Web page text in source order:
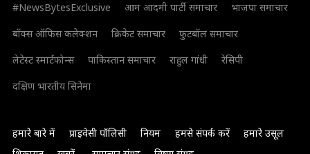
#NewsBytesExclusive
आम आदमी पार्टी समाचार
भाजपा समाचार
बॉक्स ऑफिस कलेक्शन
क्रिकेट समाचार
फुटबॉल समाचार
लेटेस्ट स्मार्टफोन्स
पाकिस्तान समाचार राहुल गांधी
रेसिपी
दक्षिण भारतीय सिनेमा
हमारे बारे में प्राइवेसी पॉलिसी नियम हमसे संपर्क करें
हमारे उसूल